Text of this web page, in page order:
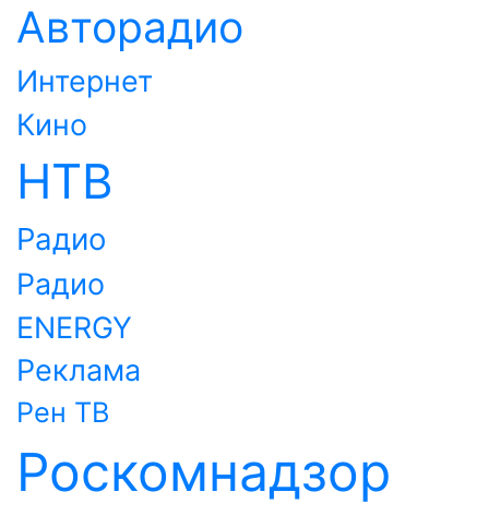
Авторадио
Интернет
Кино
НТВ
Радио
Радио
ENERGY
Реклама
Рен ТВ
Роскомнадзор